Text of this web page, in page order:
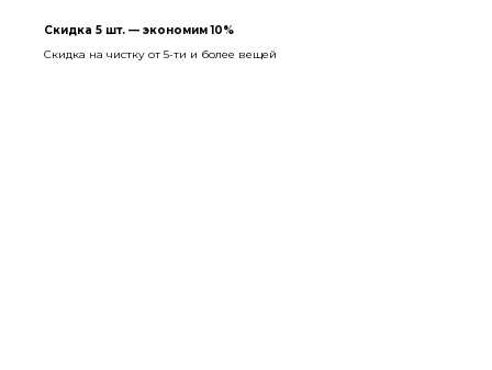
Скидка 5 шт. — экономим 10%
Скидка на чистку от 5-ти и более вещей